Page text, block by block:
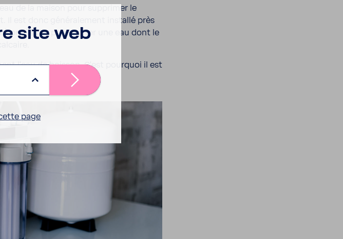
de la maison pour supprimer le
Il est donc géné­ra­le­ment installé près
à privi­lé­gier pour traiter une eau dont le
l’eau de boisson. C’est pour­quoi il est
dédié.
site web
page